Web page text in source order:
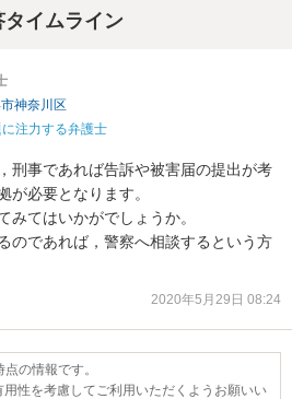
イムライン
神奈川区
注力する弁護士
刑事であれば告訴や被害届の提出が考
が必要となります。
みてはいかがでしょうか。
のであれば，警察へ相談するという方
2020年5月29日 08:24
の情報です。
性を考慮してご利用いただくようお願いい